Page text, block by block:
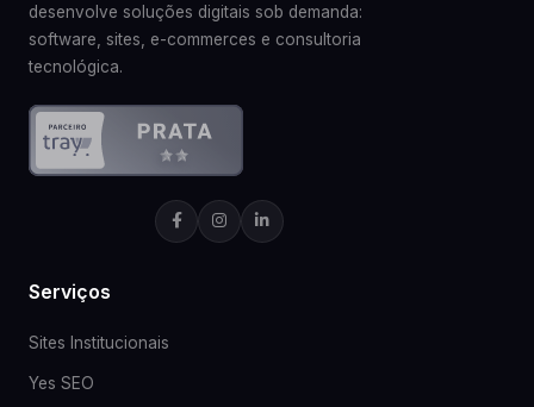
desenvolve soluções digitais sob demanda:
software, sites, e-commerces e consultoria
tecnológica.
Serviços
Sites Institucionais
Yes SEO